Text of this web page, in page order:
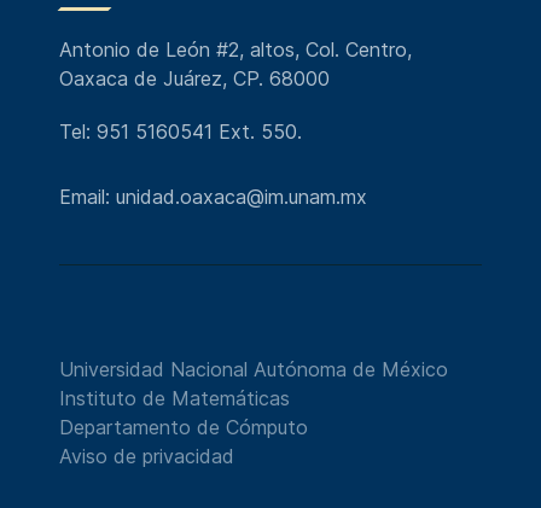
Antonio de León #2, altos, Col. Centro,
Oaxaca de Juárez, CP. 68000
Tel: 951 5160541 Ext. 550.
Email: unidad.oaxaca@im.unam.mx
Universidad Nacional Autónoma de México
Instituto de Matemáticas
Departamento de Cómputo
Aviso de privacidad